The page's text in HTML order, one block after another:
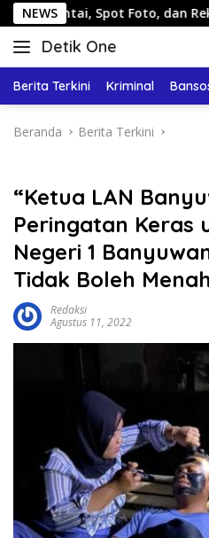
Langsung
ke
konten
NEWS
Foto, dan Rekomendasi
Detik One
Tajam
Fakta
Berita Terkini Kriminal
Beranda Berita Terkini
“Ketua LAN
Peringatan Keras
Negeri 1
Tidak Boleh
Redaksi
Agustus 11, 2022